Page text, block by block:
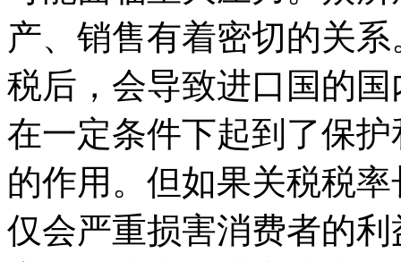
产、销售有着密切的关
税后，会导致进口国的
在一定条件下起到了保
的作用。但如果关税税
仅会严重损害消费者的